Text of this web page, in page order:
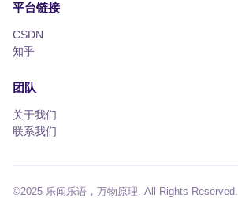
平台链接
CSDN
知乎
团队
关于我们
联系我们
©2025 乐闻乐语，万物原理. All Rights Reserved.